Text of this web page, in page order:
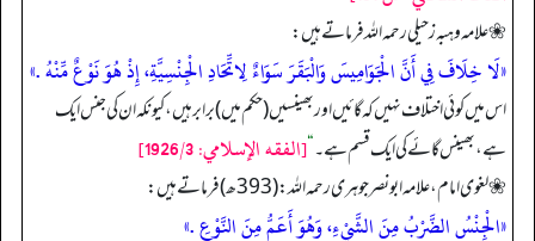
❀ علامہ وہبہ زحیلی رحمہ اللہ فرماتے ہیں:
«لَا خِلَافَ فِي أَنَّ الْجَوَامِيسَ وَالْبَقَرَ سَوَاءٌ لِاتِّحَادِ الْجِنْسِيَّةِ، إِذْ هُوَ نَوْعٌ مِّنْهُ .»
اس میں کوئی اختلاف نہیں کہ گائیں اور بھینسیں (حکم میں) برابر ہیں، کیونکہ ان کی جنس ایک
ہے، بھینس گائے کی ایک قسم ہے۔“[الفقه الإسلامي: 1926/3]
❀ لغوی امام، علامہ ابونصر جوہری رحمہ اللہ: (393ھ) فرماتے ہیں:
«الْجِنْسُ الضَّرْبُ مِنَ الشَّيْءِ، وَهُوَ أَعَمُّ مِنَ النَّوْعِ .»